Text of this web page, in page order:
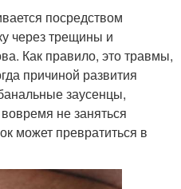
посредством
через трещины и
Как правило, это травмы,
причиной развития
заусенцы,
не заняться
может превратиться в